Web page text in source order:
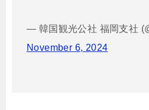
— 韓国観光公社 福岡支社
November 6, 2024